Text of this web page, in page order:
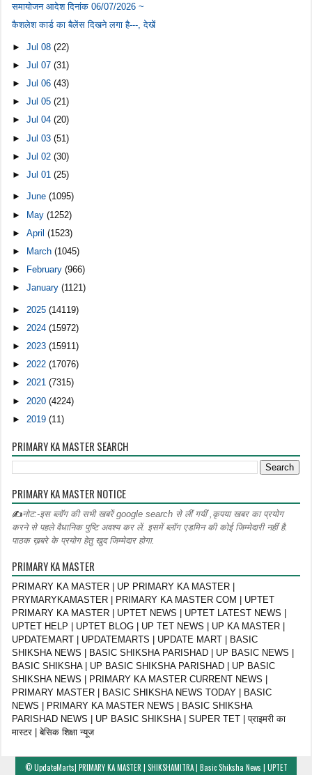
समायोजन आदेश दिनांक 06/07/2026 ~
कैशलेश कार्ड का बैलेंस दिखने लगा है---, देखें
►Jul 08(22)
►Jul 07(31)
►Jul 06(43)
►Jul 05(21)
►Jul 04(20)
►Jul 03(51)
►Jul 02(30)
►Jul 01(25)
►June(1095)
► May(1252)
►April(1523)
►
March(1045)
►
February(966)
►January(1121)
► 2025(14119)
► 2024(15972)
►2023(15911)
►2022(17076)
►2021(7315)
► 2020(4224)
► 2019(11)
PRIMARY KA MASTER SEARCH
PRIMARY KA MASTER NOTICE
✍नोट:-इस ब्लॉग की सभी खबरें google search से लीं गयीं ,कृपया खबर का प्रयोग
करने से पहले वैधानिक पुष्टि अवश्य कर लें. इसमें ब्लॉग एडमिन की कोई जिम्मेदारी नहीं है.
पाठक ख़बरे के प्रयोग हेतु खुद जिम्मेदार होगा.
PRIMARY KA MASTER
PRIMARY KA MASTER | UP PRIMARY KA MASTER |
PRYMARYKAMASTER | PRIMARY KA MASTER COM | UPTET
PRIMARY KA MASTER | UPTET NEWS | UPTET LATEST NEWS |
UPTET HELP | UPTET BLOG | UP TET NEWS | UP KA MASTER |
UPDATEMART | UPDATEMARTS | UPDATE MART | BASIC
SHIKSHA NEWS | BASIC SHIKSHA PARISHAD | UP BASIC NEWS |
BASIC SHIKSHA | UP BASIC SHIKSHA PARISHAD | UP BASIC
SHIKSHA NEWS | PRIMARY KA MASTER CURRENT NEWS |
PRIMARY MASTER | BASIC SHIKSHA NEWS TODAY | BASIC
NEWS | PRIMARY KA MASTER NEWS | BASIC SHIKSHA
PARISHAD NEWS | UP BASIC SHIKSHA | SUPER TET | प्राइमरी का
मास्टर | बेसिक शिक्षा न्यूज
©UpdateMarts| PRIMARY KA MASTER | SHIKSHAMITRA | Basic Shiksha News | UPTET